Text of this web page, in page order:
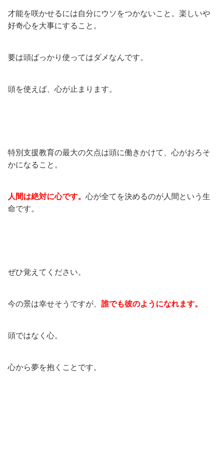
才能を咲かせるには自分にウソをつかないこと。楽しいや
好奇心を大事にすること。
要は頭ばっかり使ってはダメなんです。
頭を使えば、心が止まります。
特別支援教育の最大の欠点は頭に働きかけて、心がおろそ
かになること。
人間は絶対に心です。 心が全てを決めるのが人間という生
命です。
ぜひ覚えてください。
今の景は幸せそうですが、 誰でも彼のようになれます。
頭ではなく心。
心から夢を抱くことです。